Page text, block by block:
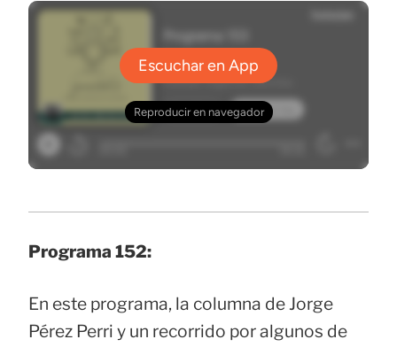
Programa 152:
En este programa, la columna de Jorge
Pérez Perri y un recorrido por algunos de